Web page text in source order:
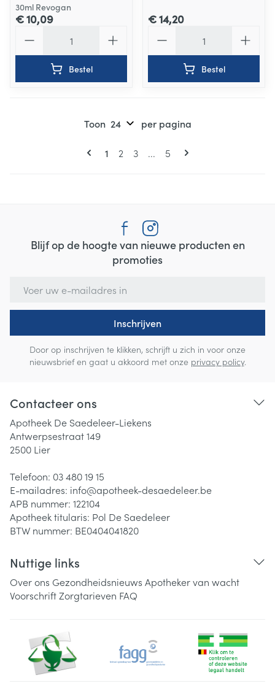
30ml Revogan
€ 10,09
Bestel
€ 14,20
Bestel
Pagina's
U lees momenteel pagina
1 Pagina
2 Pagina
3 ... Pagina
5
Toon per pagina
Blijf op de hoogte van nieuwe producten en
promoties
Inschrijven
Door op inschrijven te klikken, schrijft u zich in voor onze
nieuwsbrief en gaat u akkoord met onze privacy policy.
Contacteer ons
Apotheek De Saedeleer-Liekens
Antwerpsestraat 149
2500 Lier
Telefoon: 03 480 19 15
E-mailadres: info@apotheek-desaedeleer.be
APB nummer: 122104
Apotheek titularis: Pol De Saedeleer
BTW nummer: BE0404041820
Nuttige links
Over ons Gezondheidsnieuws Apotheker van wacht
VoorschriftZorgtarieven FAQ